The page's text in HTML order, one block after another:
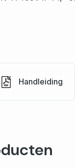
Handleiding